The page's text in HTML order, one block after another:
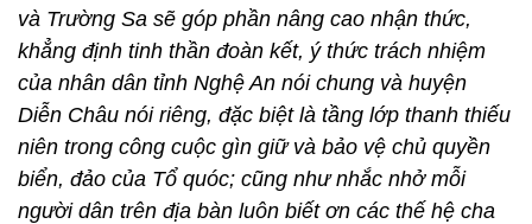
và Trường Sa sẽ góp phần nâng cao nhận thức,
khẳng định tinh thần đoàn kết, ý thức trách nhiệm
của nhân dân tỉnh Nghệ An nói chung và huyện
Diễn Châu nói riêng, đặc biệt là tầng lớp thanh thiếu
niên trong công cuộc gìn giữ và bảo vệ chủ quyền
biển, đảo của Tổ quóc; cũng như nhắc nhở mỗi
người dân trên địa bàn luôn biết ơn các thế hệ cha